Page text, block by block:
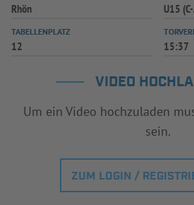
Rhön U15
TABELLENPLATZ
12 15:37
VIDEO
Um ein Video hochzuladen
sein.
ZUM LOGIN /